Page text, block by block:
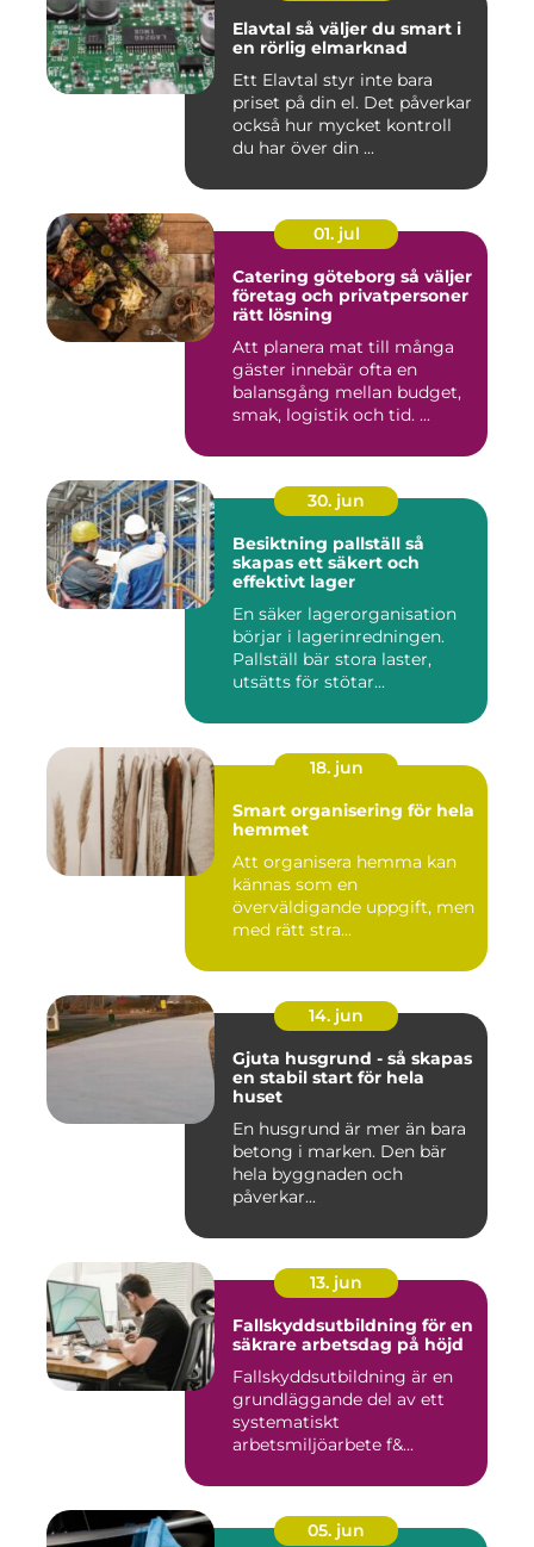
Elavtal så väljer du smart i
en rörlig elmarknad
Ett Elavtal styr inte bara
priset på din el. Det påverkar
också hur mycket kontroll
du har över din ...
01. jul
Catering göteborg så väljer
företag och privatpersoner
rätt lösning
Att planera mat till många
gäster innebär ofta en
balansgång mellan budget,
smak, logistik och tid. ...
30. jun
Besiktning pallställ så
skapas ett säkert och
effektivt lager
En säker lagerorganisation
börjar i lagerinredningen.
Pallställ bär stora laster,
utsätts för stötar...
18. jun
Smart organisering för hela
hemmet
Att organisera hemma kan
kännas som en
överväldigande uppgift, men
med rätt stra...
14. jun
Gjuta husgrund - så skapas
en stabil start för hela
huset
En husgrund är mer än bara
betong i marken. Den bär
hela byggnaden och
påverkar...
13. jun
Fallskyddsutbildning för en
säkrare arbetsdag på höjd
Fallskyddsutbildning är en
grundläggande del av ett
systematiskt
arbetsmiljöarbete f&...
05. jun